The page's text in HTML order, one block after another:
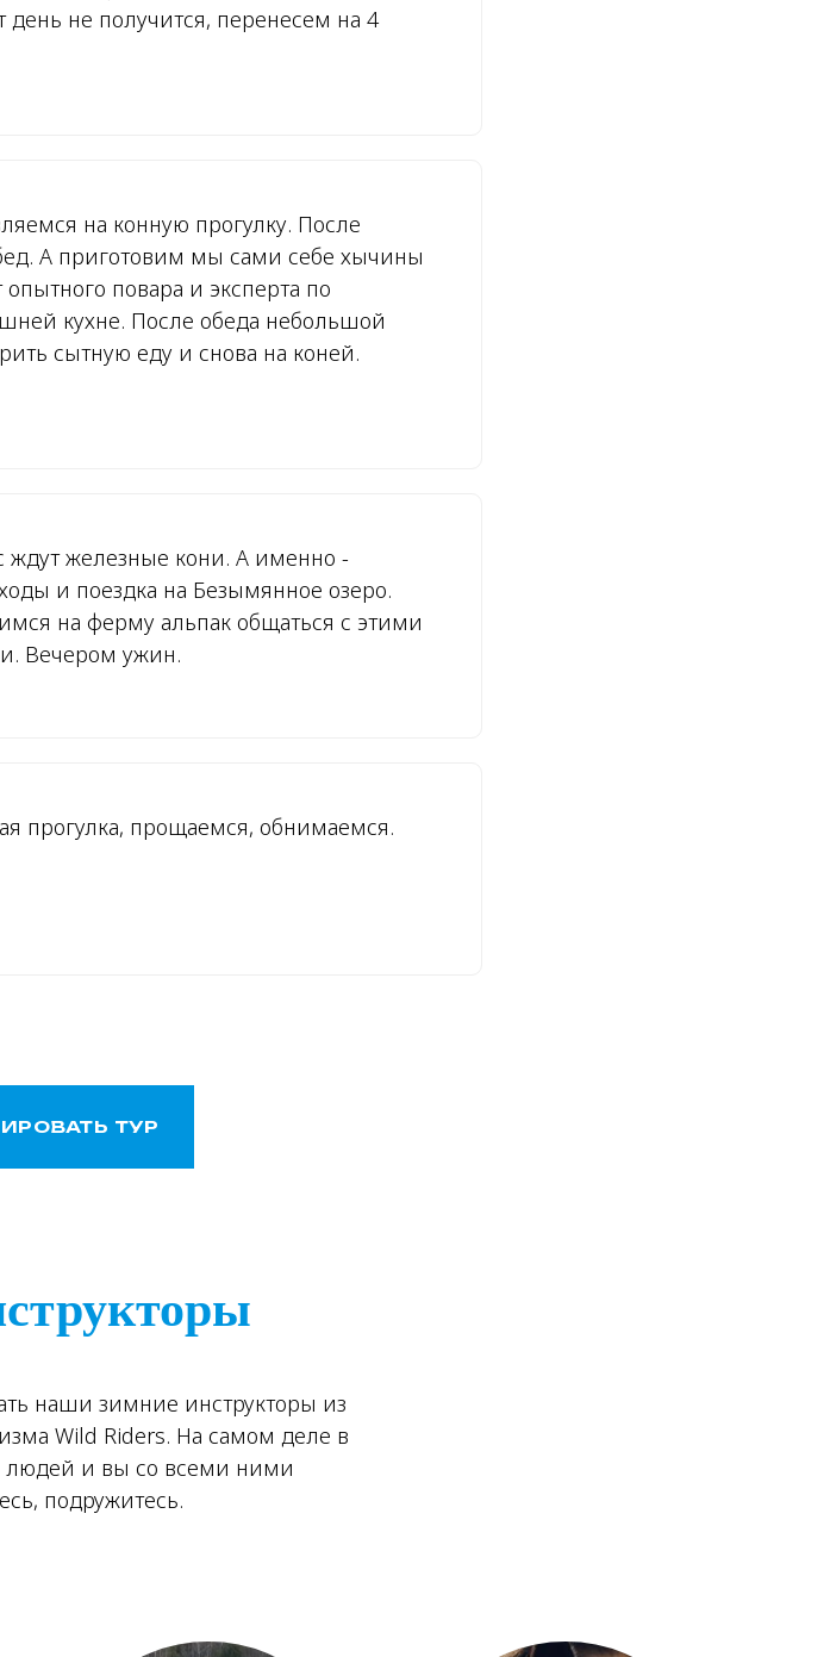
день не получится, перенесем на 4
на конную прогулку. После
А приготовим мы сами себе хычины
опытного повара и эксперта по
кухне. После обеда небольшой
сытную еду и снова на коней.
ждут железные кони. А именно -
и поездка на Безымянное озеро.
на ферму альпак общаться с этими
Вечером ужин.
прогулка, прощаемся, обнимаемся.
ТУР
наши зимние инструкторы из
Wild Riders. На самом деле в
и вы со всеми ними
подружитесь.